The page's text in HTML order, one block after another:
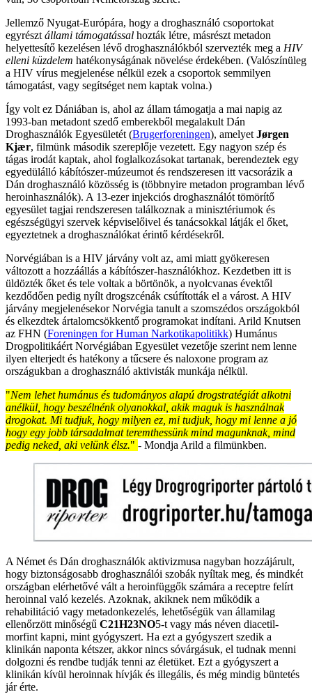
Jellemző Nyugat-Európára, hogy a droghasználó csoportokat
egyrészt állami támogatással hozták létre, másrészt metadon
helyettesítő kezelésen lévő droghasználókból szervezték meg a HIV
elleni küzdelem hatékonyságának növelése érdekében. (Valószínüleg
a HIV vírus megjelenése nélkül ezek a csoportok semmilyen
támogatást, vagy segítséget nem kaptak volna.)
Így volt ez Dániában is, ahol az állam támogatja a mai napig az
1993-ban metadont szedő emberekből megalakult Dán
Droghasználók Egyesületét (Brugerforeningen), amelyet Jørgen
Kjær, filmünk második szereplője vezetett. Egy nagyon szép és
tágas irodát kaptak, ahol foglalkozásokat tartanak, berendeztek egy
egyedülálló kábítószer-múzeumot és rendszeresen itt vacsorázik a
Dán droghasználó közösség is (többnyire metadon programban lévő
heroinhasználók). A 13-ezer injekciós droghasználót tömörítő
egyesület tagjai rendszeresen találkoznak a minisztériumok és
egészségügyi szervek képviselőivel és tanácsokkal látják el őket,
egyeztetnek a droghasználókat érintő kérdésekről.
Norvégiában is a HIV járvány volt az, ami miatt gyökeresen
változott a hozzáállás a kábítószer-használókhoz. Kezdetben itt is
üldözték őket és tele voltak a börtönök, a nyolcvanas évektől
kezdődően pedig nyílt drogszcénák csúfították el a várost. A HIV
járvány megjelenésekor Norvégia tanult a szomszédos országokból
és elkezdtek ártalomcsökkentő programokat indítani. Arild Knutsen
az FHN (Foreningen for Human Narkotikapolitikk) Humánus
Drogpolitikáért Norvégiában Egyesület vezetője szerint nem lenne
ilyen elterjedt és hatékony a tűcsere és naloxone program az
országukban a droghasználó aktivisták munkája nélkül.
"Nem lehet humánus és tudományos alapú drogstratégiát alkotni
anélkül, hogy beszélnénk olyanokkal, akik maguk is használnak
drogokat. Mi tudjuk, hogy milyen ez, mi tudjuk, hogy mi lenne a jó
hogy egy jobb társadalmat teremthessünk mind magunknak, mind
pedig neked, aki velünk élsz." - Mondja Arild a filmünkben.
A Német és Dán droghasználók aktivizmusa nagyban hozzájárult,
hogy biztonságosabb droghasználói szobák nyíltak meg, és mindkét
országban elérhetővé vált a heroinfüggők számára a receptre felírt
heroinnal való kezelés. Azoknak, akiknek nem működik a
rehabilitáció vagy metadonkezelés, lehetőségük van államilag
ellenőrzött minőségű C21H23NO5-t vagy más néven diacetil-
morfint kapni, mint gyógyszert. Ha ezt a gyógyszert szedik a
klinikán naponta kétszer, akkor nincs sóvárgásuk, el tudnak menni
dolgozni és rendbe tudják tenni az életüket. Ezt a gyógyszert a
klinikán kívül heroinnak hívják és illegális, és még mindig büntetés
jár érte.